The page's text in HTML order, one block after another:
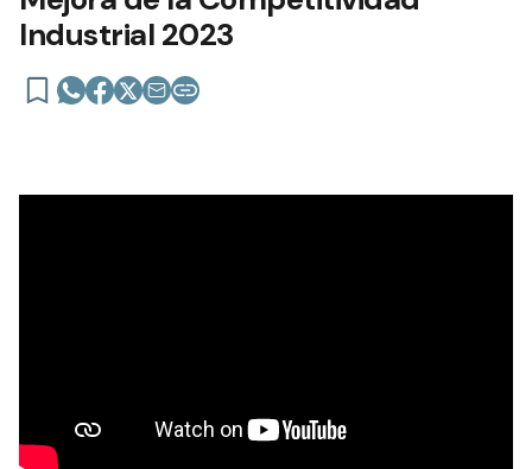
Industrial 2023